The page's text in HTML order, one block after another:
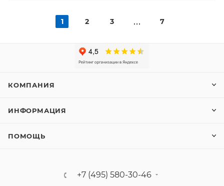
1 2 3 7
КОМПАНИЯ
ИНФОРМАЦИЯ
ПОМОЩЬ
+7 (495) 580-30-46